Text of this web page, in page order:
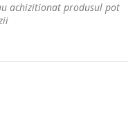
achizitionat produsul pot